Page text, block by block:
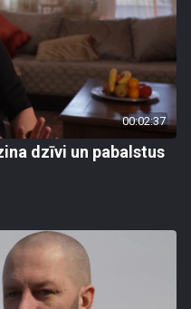
00:02:37
dzīvi un pabalstus